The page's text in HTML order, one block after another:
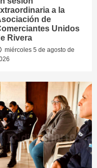
a la
de
Unidos
Rivera
miércoles 5 de agosto de